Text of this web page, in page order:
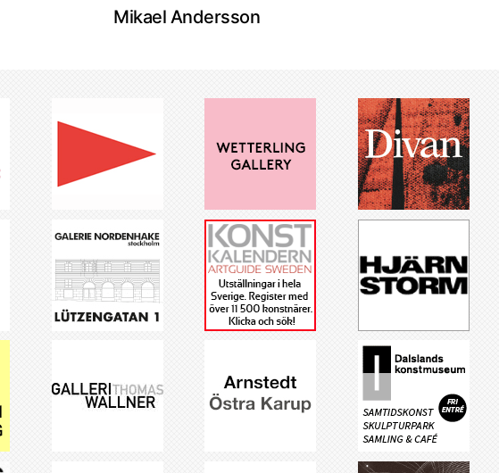
Mikael Andersson